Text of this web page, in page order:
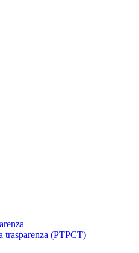
trasparenza (PTPCT)